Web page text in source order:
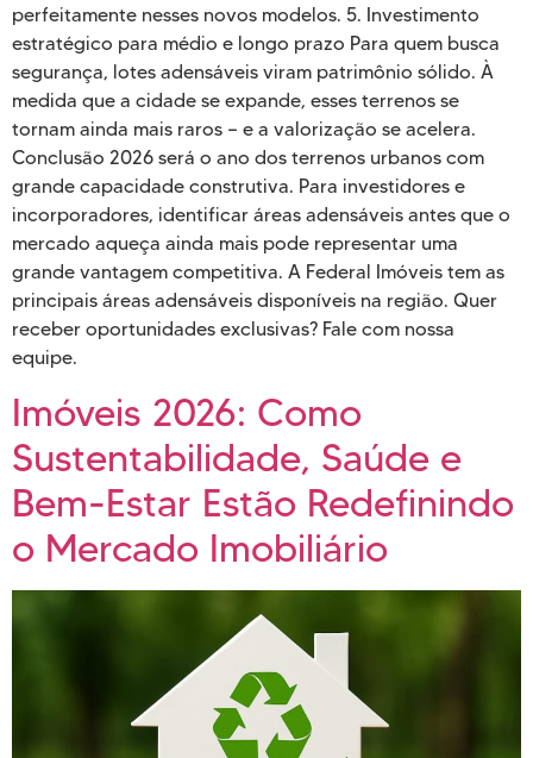
perfeitamente nesses novos modelos. 5. Investimento
estratégico para médio e longo prazo Para quem busca
segurança, lotes adensáveis viram patrimônio sólido. À
medida que a cidade se expande, esses terrenos se
tornam ainda mais raros — e a valorização se acelera.
Conclusão 2026 será o ano dos terrenos urbanos com
grande capacidade construtiva. Para investidores e
incorporadores, identificar áreas adensáveis antes que o
mercado aqueça ainda mais pode representar uma
grande vantagem competitiva. A Federal Imóveis tem as
principais áreas adensáveis disponíveis na região. Quer
receber oportunidades exclusivas? Fale com nossa
equipe.
Imóveis 2026: Como
Sustentabilidade, Saúde e
Bem-Estar Estão Redefinindo
o Mercado Imobiliário